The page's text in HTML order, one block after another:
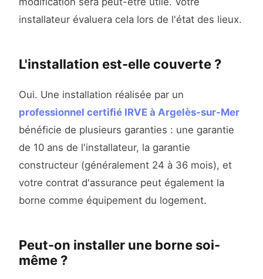
installateur évaluera cela lors de l'état des lieux.
L'installation est-elle couverte ?
Oui. Une installation réalisée par un
professionnel certifié IRVE à Argelès-sur-Mer
bénéficie de plusieurs garanties : une garantie
de 10 ans de l'installateur, la garantie
constructeur (généralement 24 à 36 mois), et
votre contrat d'assurance peut également la
borne comme équipement du logement.
Peut-on installer une borne soi-
même ?